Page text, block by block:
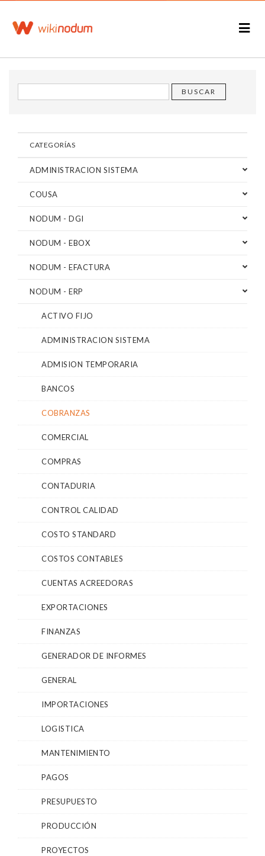
CATEGORÍAS
ADMINISTRACION SISTEMA
COUSA
NODUM - DGI
NODUM - EBOX
NODUM - EFACTURA
NODUM - ERP
ACTIVO FIJO
ADMINISTRACION SISTEMA
ADMISION TEMPORARIA
BANCOS
COBRANZAS
COMERCIAL
COMPRAS
CONTADURIA
CONTROL CALIDAD
COSTO STANDARD
COSTOS CONTABLES
CUENTAS ACREEDORAS
EXPORTACIONES
FINANZAS
GENERADOR DE INFORMES
GENERAL
IMPORTACIONES
LOGISTICA
MANTENIMIENTO
PAGOS
PRESUPUESTO
PRODUCCIÓN
PROYECTOS